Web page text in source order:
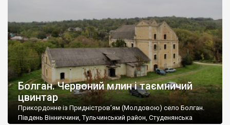
Болган. Червоний млин і таємничий
цвинтар
Прикордонне із Придністров’ям (Молдовою) село Болган.
Південь Вінниччини, Тульчинський район, Студенянська